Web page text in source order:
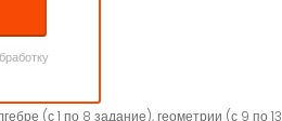
(с 1 по 8 задание), геометрии (с 9 по 13